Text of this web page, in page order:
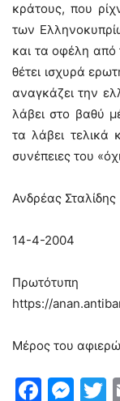
κράτους, που
των
και τα οφέλη από
θέτει ισχυρά
αναγκάζει την
λάβει στο βαθύ
τα λάβει τελικά
συνέπειες του
Ανδρέας Σταλίδης
14-4-2004
https://
Μέρος του